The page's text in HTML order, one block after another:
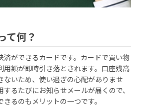
て何？
済ができるカードです。カードで買い物
用額が即時引き落とされます。口座残高
ないため、使い過ぎの心配がありませ
るたびにお知らせメールが届くので、
るのもメリットの一つです。